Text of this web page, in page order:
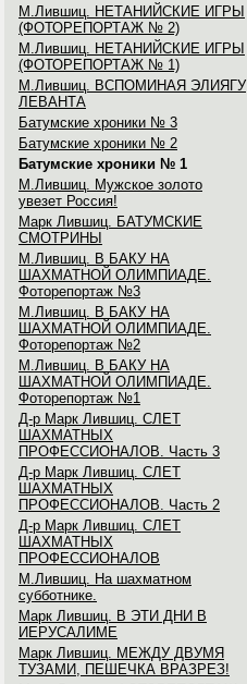
М.Лившиц. НЕТАНИЙСКИЕ ИГРЫ
(ФОТОРЕПОРТАЖ № 2)
М.Лившиц. НЕТАНИЙСКИЕ ИГРЫ
(ФОТОРЕПОРТАЖ № 1)
М.Лившиц. ВСПОМИНАЯ ЭЛИЯГУ
ЛЕВАНТА
Батумские хроники № 3
Батумские хроники № 2
Батумские хроники № 1
М.Лившиц. Мужское золото
увезет Россия!
Марк Лившиц. БАТУМСКИЕ
СМОТРИНЫ
М.Лившиц. В БАКУ НА
ШАХМАТНОЙ ОЛИМПИАДЕ.
Фоторепортаж №3
М.Лившиц. В БАКУ НА
ШАХМАТНОЙ ОЛИМПИАДЕ.
Фоторепортаж №2
М.Лившиц. В БАКУ НА
ШАХМАТНОЙ ОЛИМПИАДЕ.
Фоторепортаж №1
Д-р Марк Лившиц. СЛЕТ
ШАХМАТНЫХ
ПРОФЕССИОНАЛОВ. Часть 3
Д-р Марк Лившиц. СЛЕТ
ШАХМАТНЫХ
ПРОФЕССИОНАЛОВ. Часть 2
Д-р Марк Лившиц. СЛЕТ
ШАХМАТНЫХ
ПРОФЕССИОНАЛОВ
М.Лившиц. На шахматном
субботнике.
Марк Лившиц. В ЭТИ ДНИ В
ИЕРУСАЛИМЕ
Марк Лившиц. МЕЖДУ ДВУМЯ
ТУЗАМИ, ПЕШЕЧКА ВРАЗРЕЗ!